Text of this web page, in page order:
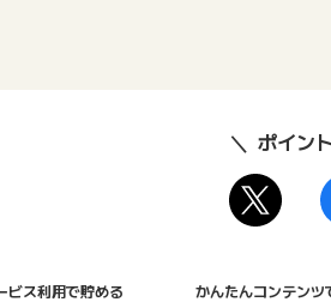
ポイン
ビス利用で貯める かんたんコンテンツ